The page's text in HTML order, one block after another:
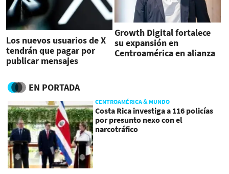
Los nuevos usuarios de X
tendrán que pagar por
publicar mensajes
Growth Digital fortalece
su expansión en
Centroamérica en alianza
EN PORTADA
CENTROAMÉRICA & MUNDO
Costa Rica investiga a 116 policías
por presunto nexo con el
narcotráfico